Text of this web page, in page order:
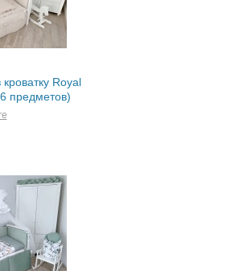
Royal
предметов)